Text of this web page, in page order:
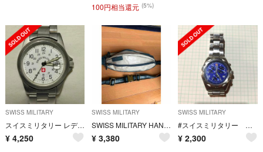
100円相当還元 (5%)
SWISS MILITARY
スイスミリタリー レディース クオーツ腕時計 6-613 7-713
¥ 4,250
SWISS MILITARY
SWISS MILITARY HANOIWA ボディバッグ
¥ 3,380
SWISS MILITARY
#スイスミリタリー クロノグラフ 訳あり品ジャンク
¥ 2,300